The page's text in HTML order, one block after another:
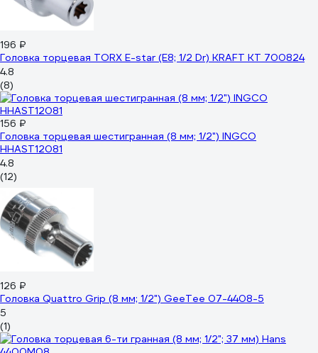
196 ₽
Головка торцевая TORX E-star (Е8; 1/2 Dr) KRAFT KT 700824
4.8
(8)
156 ₽
Головка торцевая шестигранная (8 мм; 1/2") INGCO
HHAST12081
4.8
(12)
126 ₽
Головка Quattro Grip (8 мм; 1/2") GeeTee 07-4408-5
5
(1)